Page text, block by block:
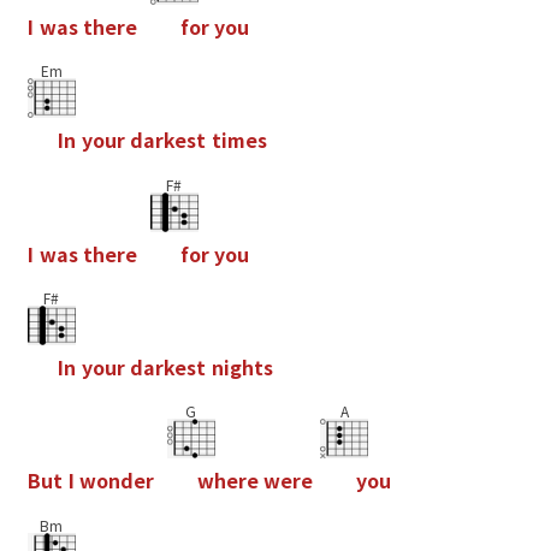
I was there foryou
Em
In your darkest times
I was there
F#
foryou
F#
In your darkest nights
But I wonder
G
wherewere
A
you
Bm